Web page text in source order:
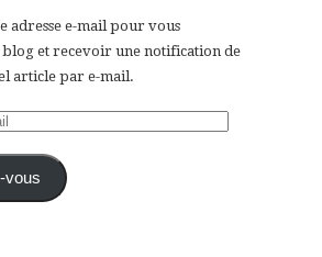
adresse e-mail pour vous
blog et recevoir une notification de
article par e-mail.
vous